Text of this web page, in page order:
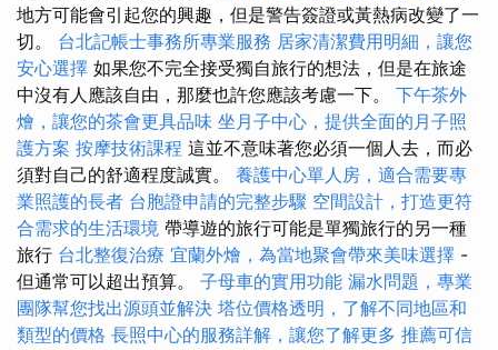
地方可能會引起您的興趣，但是警告簽證或黃熱病改變了一
切。 台北記帳士事務所專業服務 居家清潔費用明細，讓您
安心選擇 如果您不完全接受獨自旅行的想法，但是在旅途
中沒有人應該自由，那麼也許您應該考慮一下。 下午茶外
燴，讓您的茶會更具品味 坐月子中心，提供全面的月子照
護方案 按摩技術課程 這並不意味著您必須一個人去，而必
須對自己的舒適程度誠實。 養護中心單人房，適合需要專
業照護的長者 台胞證申請的完整步驟 空間設計，打造更符
合需求的生活環境 帶導遊的旅行可能是單獨旅行的另一種
旅行 台北整復治療 宜蘭外燴，為當地聚會帶來美味選擇 -
但通常可以超出預算。 子母車的實用功能 漏水問題，專業
團隊幫您找出源頭並解決 塔位價格透明，了解不同地區和
類型的價格 長照中心的服務詳解，讓您了解更多 推薦可信